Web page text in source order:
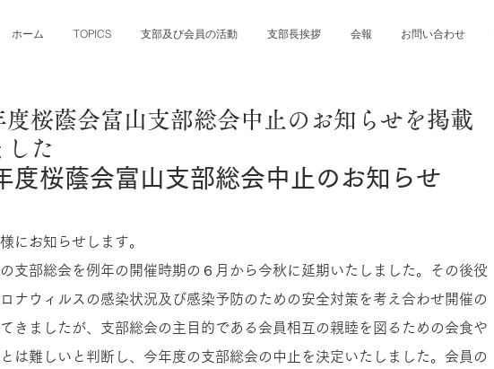
ホーム TOPICS 支部及び会員の活動 支部長挨拶 会報 お問い合わせ
度桜蔭会富山支部総会中止のお知らせを掲載
した
度桜蔭会富山支部総会中止のお知らせ
にお知らせします。
支部総会を例年の開催時期の６月から今秋に延期いたしました。その後役
ナウィルスの感染状況及び感染予防のための安全対策を考え合わせ開催の
きましたが、支部総会の主目的である会員相互の親睦を図るための会食や
は難しいと判断し、今年度の支部総会の中止を決定いたしました。会員の